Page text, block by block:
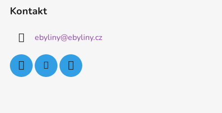
Kontakt
ebyliny@ebyliny.cz